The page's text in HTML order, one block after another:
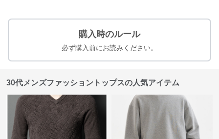
購入時のルール
必ず購入前にお読みください。
30代メンズファッショントップスの人気アイテム